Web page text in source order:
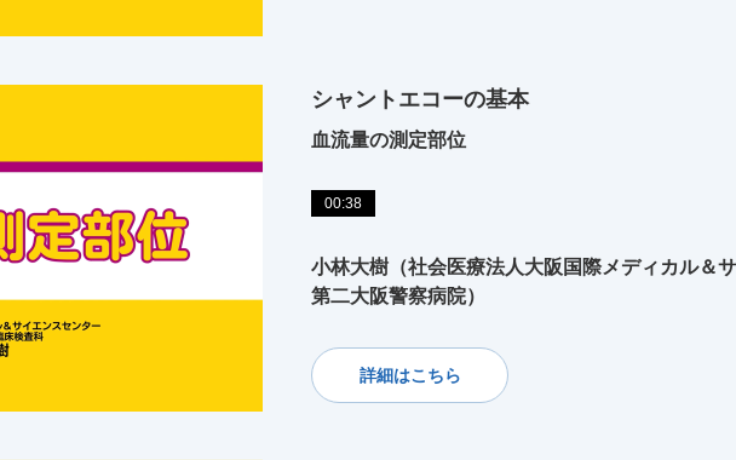
シャントエコーの基本
血流量の測定部位
00:38
小林大樹（社会医療法人大阪国際メディカル＆
第二大阪警察病院）
詳細はこちら